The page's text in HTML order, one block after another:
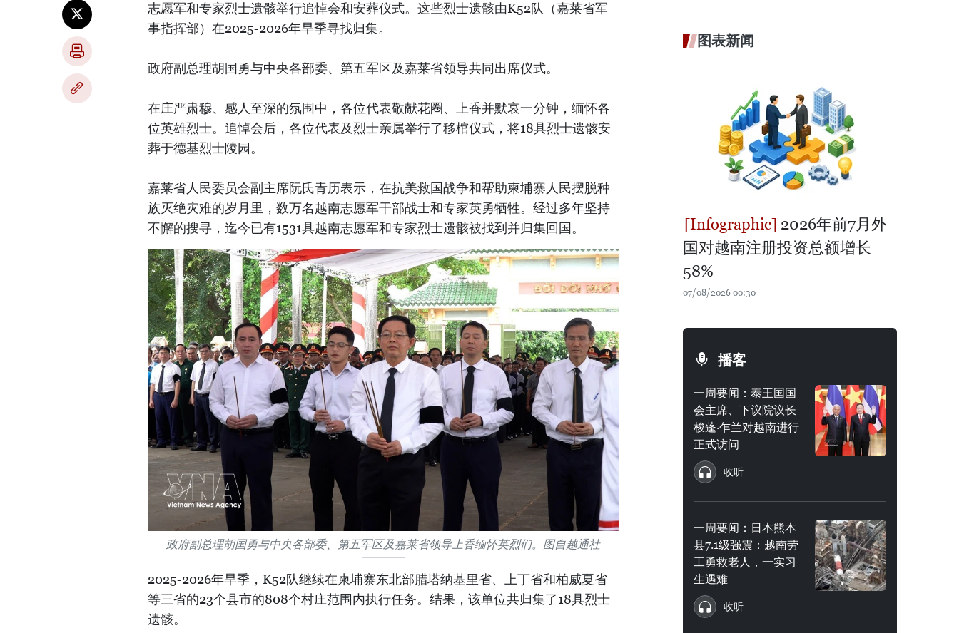
志愿军和专家烈士遗骸举行追悼会和安葬仪式。这些烈士遗骸由K52队（嘉莱省军
事指挥部）在2025-2026年旱季寻找归集。
政府副总理胡国勇与中央各部委、第五军区及嘉莱省领导共同出席仪式。
在庄严肃穆、感人至深的氛围中，各位代表敬献花圈、上香并默哀一分钟，缅怀各
位英雄烈士。追悼会后，各位代表及烈士亲属举行了移棺仪式，将18具烈士遗骸安
葬于德基烈士陵园。
嘉莱省人民委员会副主席阮氏青历表示，在抗美救国战争和帮助柬埔寨人民摆脱种
族灭绝灾难的岁月里，数万名越南志愿军干部战士和专家英勇牺牲。经过多年坚持
不懈的搜寻，迄今已有1531具越南志愿军和专家烈士遗骸被找到并归集回国。
政府副总理胡国勇与中央各部委、第五军区及嘉莱省领导上香缅怀英烈们。图自越通社
2025-2026年旱季，K52队继续在柬埔寨东北部腊塔纳基里省、上丁省和柏威夏省
等三省的23个县市的808个村庄范围内执行任务。结果，该单位共归集了18具烈士
遗骸。
图表新闻
2026年前7月外
国对越南注册投资总额增长
58%
07/08/2026 00:30
播客
一周要闻：泰王国国
会主席、下议院议长
梭蓬·乍兰对越南进行
正式访问
收听
一周要闻：日本熊本
县7.1级强震：越南劳
工勇救老人，一实习
生遇难
收听